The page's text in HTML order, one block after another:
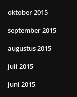
oktober 2015
september 2015
augustus 2015
juli 2015
juni 2015